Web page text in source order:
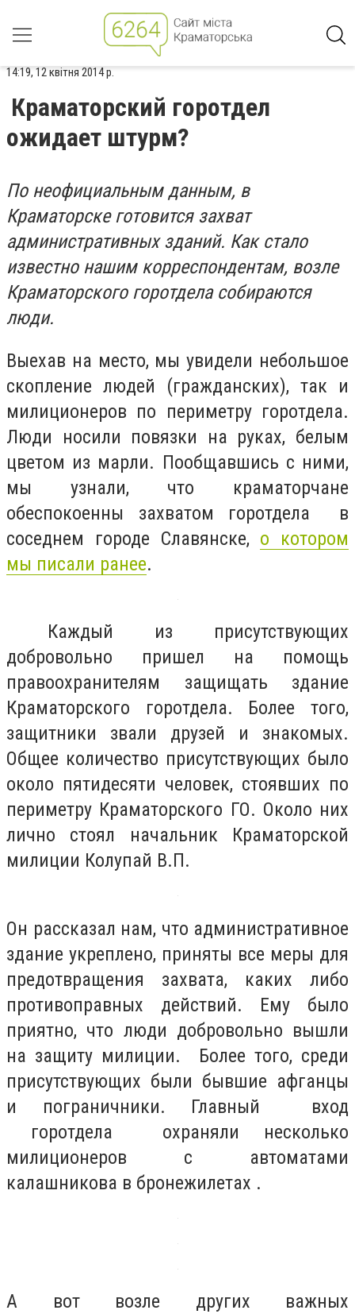
14:19, 12 квітня 2014 р.
Краматорский горотдел
ожидает штурм?
По неофициальным данным, в
Краматорске готовится захват
административных зданий. Как стало
известно нашим корреспондентам, возле
Краматорского горотдела собираются
люди.
Выехав на место, мы увидели небольшое
скопление людей (гражданских), так и
милиционеров по периметру горотдела.
Люди носили повязки на руках, белым
цветом из марли. Пообщавшись с ними,
мы узнали, что краматорчане
обеспокоенны захватом горотдела в
соседнем городе Славянске, о котором
мы писали ранее.
Каждый из присутствующих
добровольно пришел на помощь
правоохранителям защищать здание
Краматорского горотдела. Более того,
защитники звали друзей и знакомых.
Общее количество присутствующих было
около пятидесяти человек, стоявших по
периметру Краматорского ГО. Около них
лично стоял начальник Краматорской
милиции Колупай В.П.
Он рассказал нам, что административное
здание укреплено, приняты все меры для
предотвращения захвата, каких либо
противоправных действий. Ему было
приятно, что люди добровольно вышли
на защиту милиции. Более того, среди
присутствующих были бывшие афганцы
и пограничники. Главный вход
горотдела охраняли несколько
милиционеров с автоматами
калашникова в бронежилетах .
А вот возле других важных